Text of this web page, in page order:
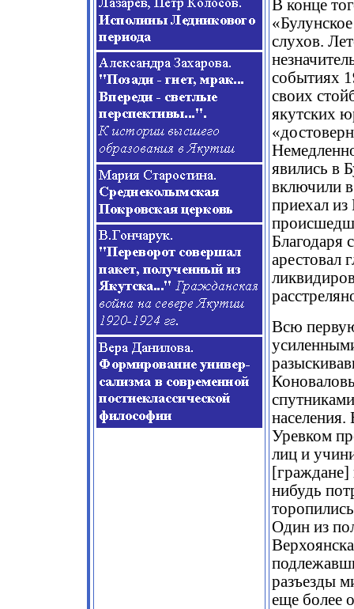
В конце
слухов.
событиях
своих
якутских
явились в
включили
приехал
Благодаря
арестовал
Всю
Уревком
лиц и
[граждане]
нибудь
Один из
разъезды
еще более